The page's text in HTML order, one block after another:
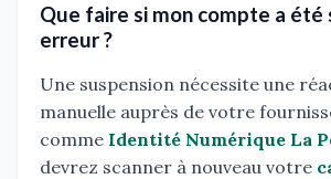
Que faire si mon compte a été
erreur ?
Une suspension nécessite une
manuelle auprès de votre
comme Identité Numérique La
devrez scanner à nouveau votre